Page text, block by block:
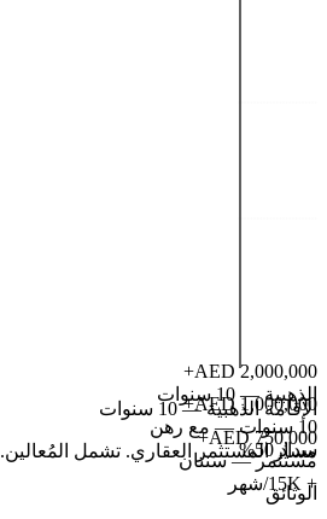
AED 2,000,000
+
الذهبية — 10 سنوات AED 1,000,000
+
10 سنوات — مع رهن
سداد 50%
AED 750,000
+
مستثمر — سنتان
+ 15K/شهر
الإقامة الذهبية — 10 سنوات
مسار المستثمر العقاري. تشمل المُعالين.
الوثائق